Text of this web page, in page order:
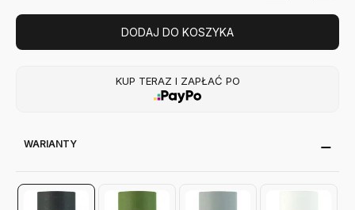
DODAJ DO KOSZYKA
KUP TERAZ I ZAPŁAĆ PO
WARIANTY